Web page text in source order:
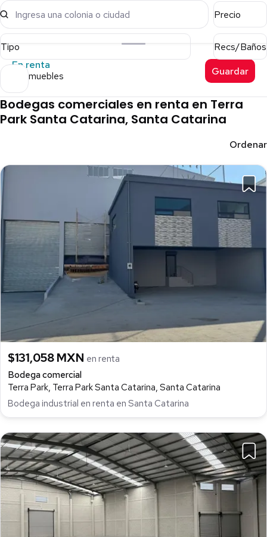
Ingresa una colonia o ciudad Precio
Tipo
Recs/Baños
En renta
16 inmuebles Guardar
Bodegas comerciales en renta en Terra
Park Santa Catarina, Santa Catarina
Ordenar
$131,058 MXN en renta
Bodega comercial
Terra Park, Terra Park Santa Catarina, Santa Catarina
Bodega industrial en renta en Santa Catarina